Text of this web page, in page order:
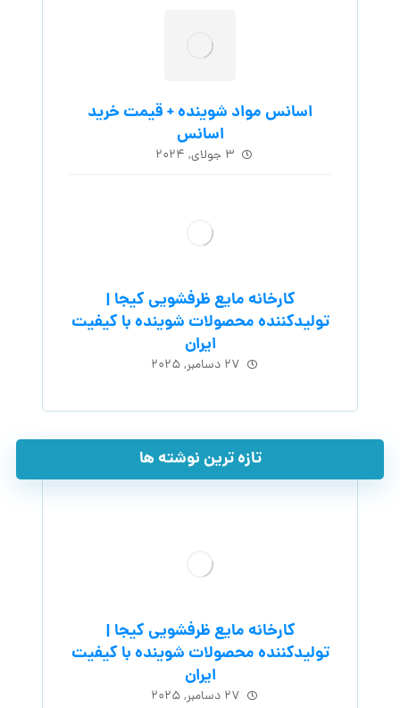
اسانس مواد شوینده + قیمت خرید
اسانس
۳ جولای, ۲۰۲۴
کارخانه مایع ظرفشویی کیجا |
تولیدکننده محصولات شوینده با کیفیت
ایران
۲۷ دسامبر, ۲۰۲۵
تازه ترین نوشته ها
کارخانه مایع ظرفشویی کیجا |
تولیدکننده محصولات شوینده با کیفیت
ایران
۲۷ دسامبر, ۲۰۲۵